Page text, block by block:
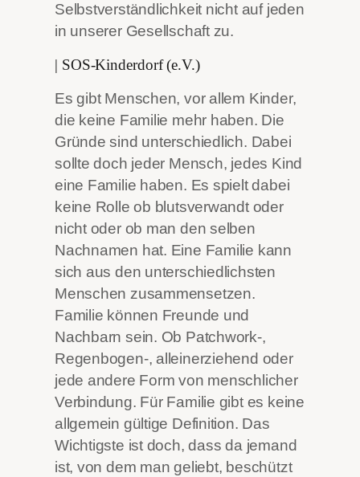
Selbstverständlichkeit nicht auf jeden
in unserer Gesellschaft zu.
| SOS-Kinderdorf (e.V.)
Es gibt Menschen, vor allem Kinder,
die keine Familie mehr haben. Die
Gründe sind unterschiedlich. Dabei
sollte doch jeder Mensch, jedes Kind
eine Familie haben. Es spielt dabei
keine Rolle ob blutsverwandt oder
nicht oder ob man den selben
Nachnamen hat. Eine Familie kann
sich aus den unterschiedlichsten
Menschen zusammensetzen.
Familie können Freunde und
Nachbarn sein. Ob Patchwork-,
Regenbogen-, alleinerziehend oder
jede andere Form von menschlicher
Verbindung. Für Familie gibt es keine
allgemein gültige Definition. Das
Wichtigste ist doch, dass da jemand
ist, von dem man geliebt, beschützt